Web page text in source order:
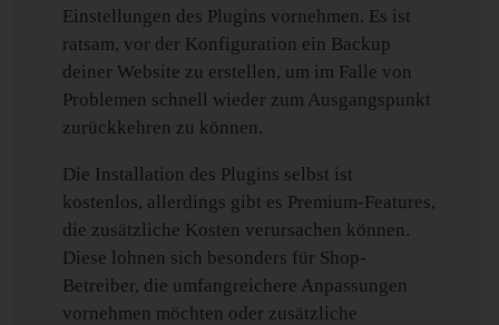
Einstellungen des Plugins vornehmen. Es ist
ratsam, vor der Konfiguration ein Backup
deiner Website zu erstellen, um im Falle von
Problemen schnell wieder zum Ausgangspunkt
zurückkehren zu können.
Die Installation des Plugins selbst ist
kostenlos, allerdings gibt es Premium-Features,
die zusätzliche Kosten verursachen können.
Diese lohnen sich besonders für Shop-
Betreiber, die umfangreichere Anpassungen
vornehmen möchten oder zusätzliche